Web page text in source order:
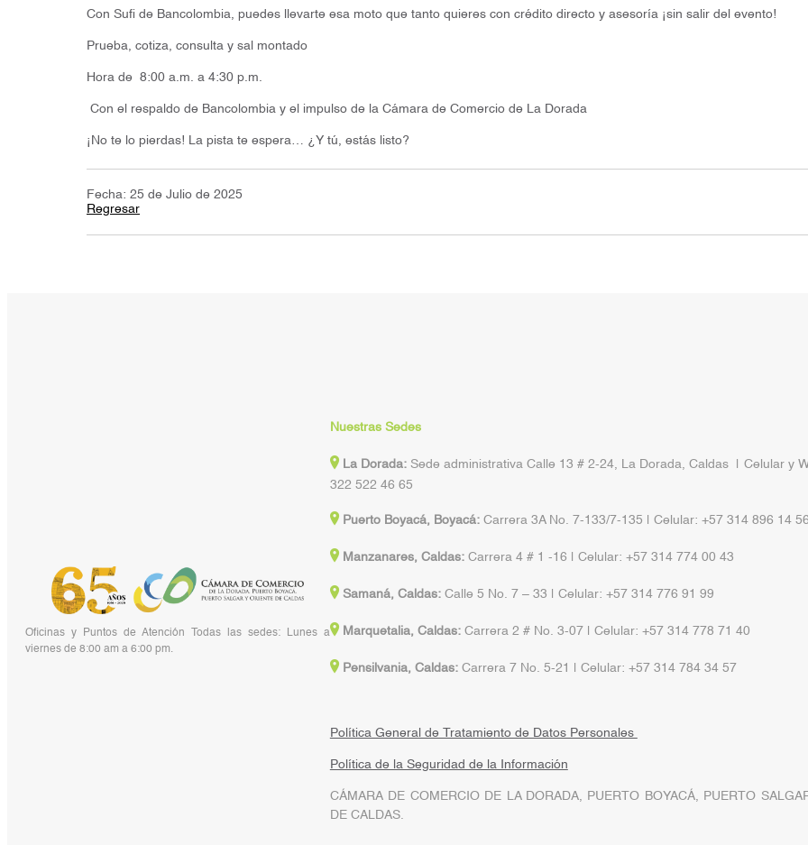
Con Sufi de Bancolombia, puedes llevarte esa moto que tanto quieres con crédito directo y asesoría ¡sin salir del evento!
Prueba, cotiza, consulta y sal montado
Hora de 8:00 a.m. a 4:30 p.m.
Con el respaldo de Bancolombia y el impulso de la Cámara de Comercio de La Dorada
¡No te lo pierdas! La pista te espera… ¿Y tú, estás listo?
Fecha: 25 de Julio de 2025
Regresar
Oficinas y Puntos de Atención Todas las sedes: Lunes a
viernes de 8:00 am a 6:00 pm.
Nuestras Sedes
La Dorada:Sede administrativa Calle 13 # 2-24, La Dorada, Caldas | Celular y
322 522 46 65
Puerto Boyacá, Boyacá:Carrera 3A No. 7-133/7-135 | Celular: +57 314 896 14
Manzanares, Caldas:Carrera 4 # 1 -16 | Celular: +57 314 774 00 43
Samaná, Caldas: Calle 5 No. 7 – 33 | Celular: +57 314 776 91 99
Marquetalia, Caldas:Carrera 2 # No. 3-07 | Celular: +57 314 778 71 40
Pensilvania, Caldas:Carrera 7 No. 5-21 | Celular: +57 314 784 34 57
Política General de Tratamiento de Datos Personales
Política de la Seguridad de la Información
CÁMARA DE COMERCIO DE LA DORADA, PUERTO BOYACÁ, PUERTO
DE CALDAS.